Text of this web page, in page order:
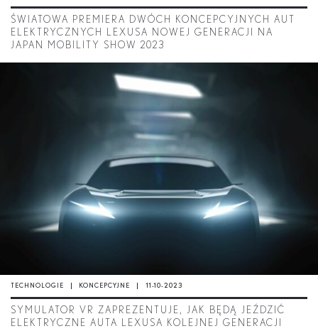
ŚWIATOWA PREMIERA DWÓCH KONCEPCYJNYCH AUT
ELEKTRYCZNYCH LEXUSA NOWEJ GENERACJI NA
JAPAN MOBILITY SHOW 2023
TECHNOLOGIE KONCEPCYJNE 11-10-2023
SYMULATOR VR ZAPREZENTUJE, JAK BĘDĄ JEŹDZIĆ
ELEKTRYCZNE AUTA LEXUSA KOLEJNEJ GENERACJI